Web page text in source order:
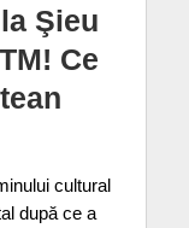
Şieu
Ce
cultural
după ce a